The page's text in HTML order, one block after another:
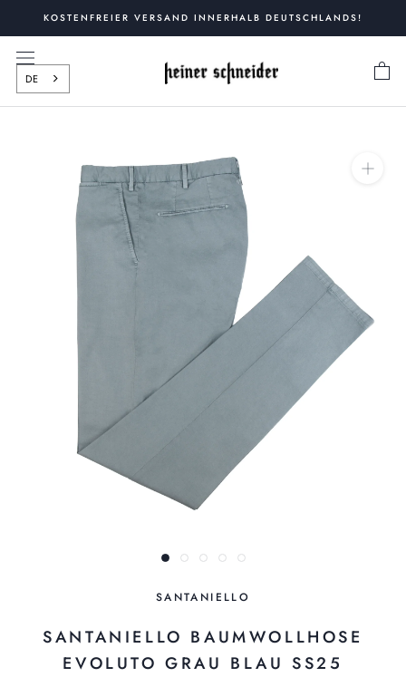
springen
KOSTENFREIER VERSAND INNERHALB DEUTSCHLANDS!
DE
SANTANIELLO
SANTANIELLO BAUMWOLLHOSE
EVOLUTO GRAU BLAU SS25